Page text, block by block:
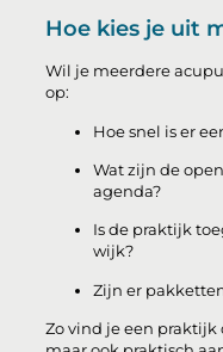
Hoe kies je uit
Wil je meerdere
op:
Hoe snel is er
Wat zijn de
agenda?
Is de praktijk
wijk?
Zijn er
Zo vind je een